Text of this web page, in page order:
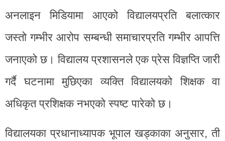
अनलाइन मिडियामा आएको विद्यालयप्रति बलात्कार
जस्तो गम्भीर आरोप सम्बन्धी समाचारप्रति गम्भीर आपत्ति
जनाएको छ। विद्यालय प्रशासनले एक प्रेस विज्ञप्ति जारी
गर्दै घटनामा मुछिएका व्यक्ति विद्यालयको शिक्षक वा
अधिकृत प्रशिक्षक नभएको स्पष्ट पारेको छ।
विद्यालयका प्रधानाध्यापक भूपाल खड्काका अनुसार, ती